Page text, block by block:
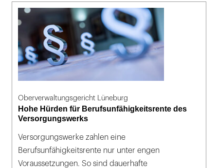
Oberverwaltungsgericht Lüneburg
Hohe Hürden für Berufsunfähigkeitsrente des
Versorgungswerks
Versorgungswerke zahlen eine
Berufsunfähigkeitsrente nur unter engen
Voraussetzungen. So sind dauerhafte